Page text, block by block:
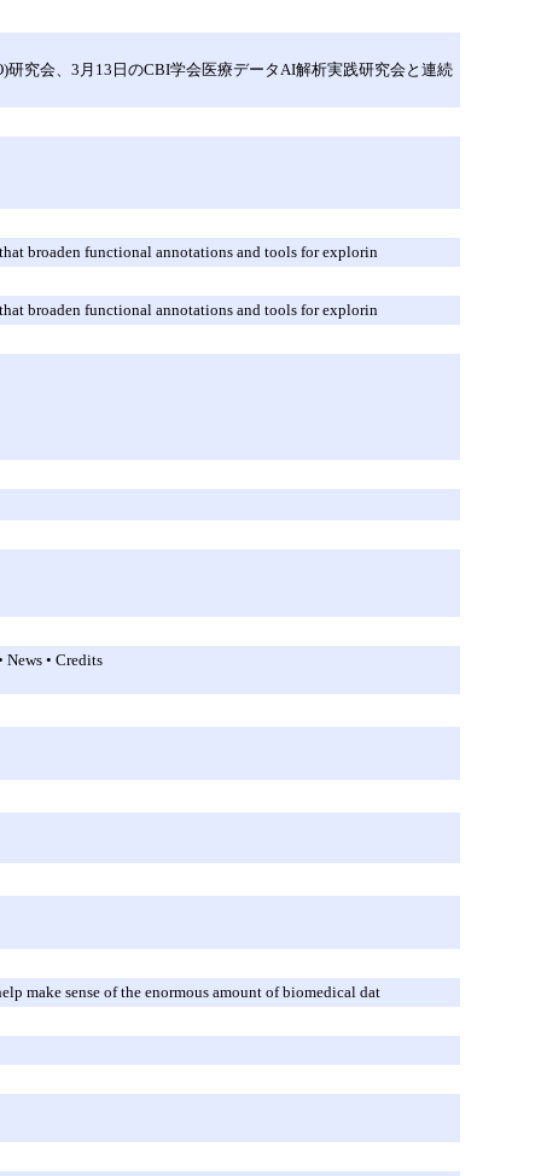
究会、3月13日のCBI学会医療データAI解析実践研究会と連続
broaden functional annotations and tools for explorin
broaden functional annotations and tools for explorin
News • Credits
make sense of the enormous amount of biomedical dat